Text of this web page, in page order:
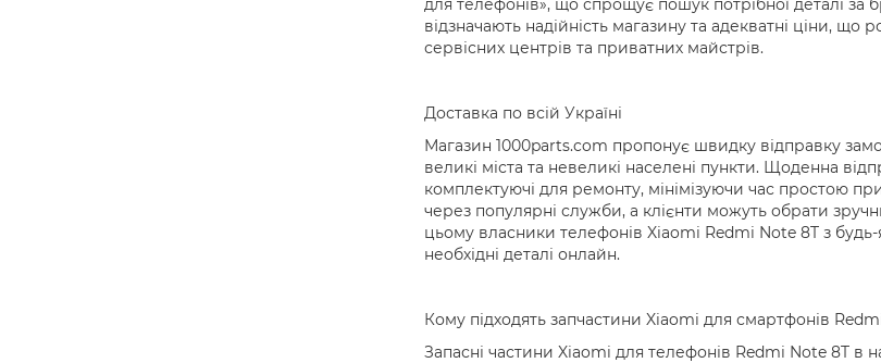
для телефонів», що спрощує пошук потрібної деталі
відзначають надійність магазину та адекватні ціни,
сервісних центрів та приватних майстрів.
Доставка по всій Україні
Магазин 1000parts.com пропонує швидку відправку
великі міста та невеликі населені пункти. Щоденна
комплектуючі для ремонту, мінімізуючи час простою
через популярні служби, а клієнти можуть обрати
цьому власники телефонів Xiaomi Redmi Note 8T з
необхідні деталі онлайн.
Кому підходять запчастини Xiaomi для смартфонів
Запасні частини Xiaomi для телефонів Redmi Note 8T в